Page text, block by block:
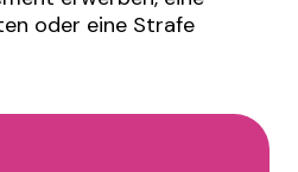
oder eine Strafe